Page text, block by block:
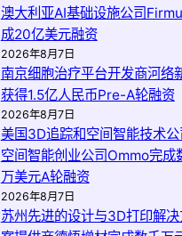
澳大利亚AI基础设施公司
成20亿美元融资
2026年8月7日
南京细胞治疗平台开发商河络
获得1.5亿人民币Pre-A轮融资
2026年8月7日
美国3D追踪和空间智能技术公
空间智能创业公司Ommo完成
万美元A轮融资
2026年8月7日
苏州先进的设计与3D打印解决